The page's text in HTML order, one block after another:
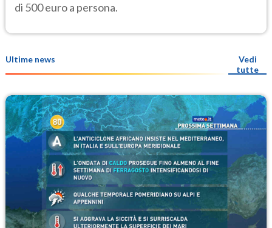
di 500 euro a persona.
Ultime news
Vedi
tutte